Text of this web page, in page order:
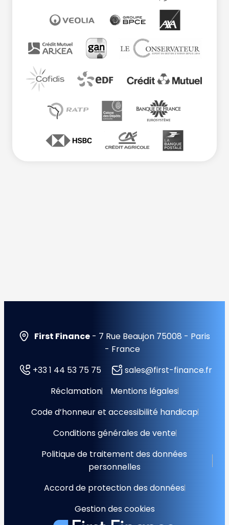
First Finance - 7 Rue Beaujon 75008 - Paris
- France
+33 1 44 53 75 75
sales@first-finance.fr
Réclamation
Mentions légales
Code d’honneur et accessibilité handicap
Conditions générales de vente
Politique de traitement des données
personnelles
Accord de protection des données
Gestion des cookies